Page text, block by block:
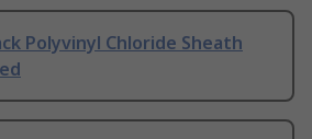
Polyvinyl Chloride Sheath